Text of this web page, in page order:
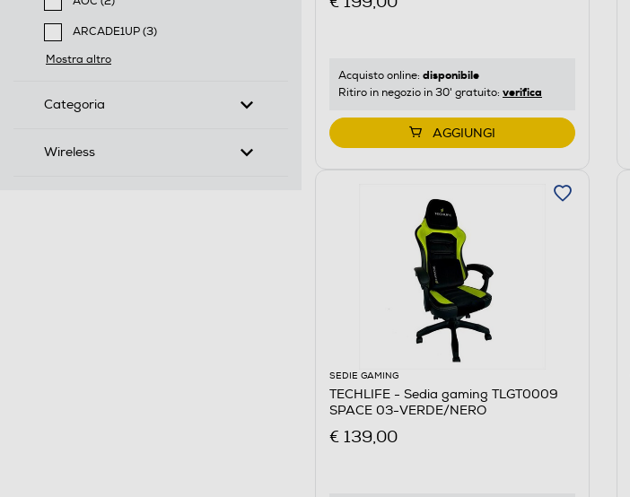
Filtra per Marca: AOC
ARCADE1UP (3)
Filtra per Marca: ARCADE1UP
Mostra altro
Categoria
Wireless
Acquisto online: disponibile
Ritiro in negozio in 30' gratuito: verifica
AGGIUNGI
SEDIE GAMING
TECHLIFE - Sedia gaming TLGT0009
SPACE 03-VERDE/NERO
€ 139,00